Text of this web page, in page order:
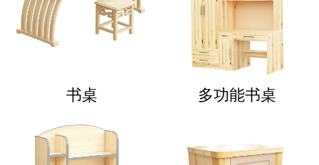
书桌 多功能书桌